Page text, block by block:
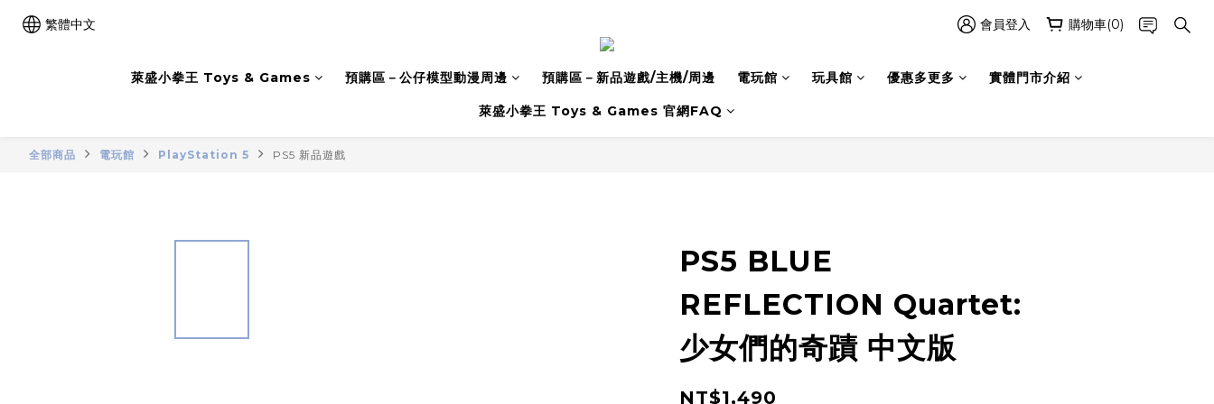
繁體中文 會員登入 購物車(0)
萊盛小拳王 Toys & Games 預購區－公仔模型動漫周邊 預購區－新品遊戲/主機/周邊 電玩館 玩具館 優惠多更多 實體門市介紹
萊盛小拳王 Toys & Games 官網FAQ
全部商品 電玩館 PlayStation 5 PS5 新品遊戲
PS5 BLUE
REFLECTION Quartet:
少女們的奇蹟 中文版
NT$1,490